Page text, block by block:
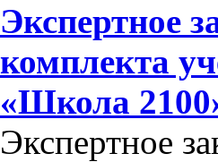
Экспертное
комплекта
«Школа
Экспертное